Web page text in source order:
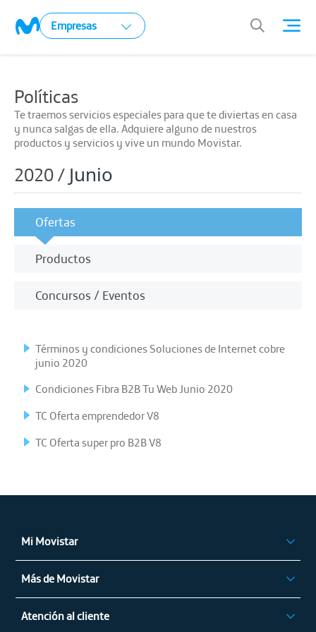
Empresas
Políticas
Te traemos servicios especiales para que te diviertas en casa
y nunca salgas de ella. Adquiere alguno de nuestros
productos y servicios y vive un mundo Movistar.
2020 / Junio
Ofertas
Productos
Concursos / Eventos
Términos y condiciones Soluciones de Internet cobre
junio 2020
Condiciones Fibra B2B Tu Web Junio 2020
TC Oferta emprendedor V8
TC Oferta super pro B2B V8
Mi Movistar
Ingresar
App Mi Movistar
Regístrate
Más de Movistar
Privilegios Movistar
Atención al cliente